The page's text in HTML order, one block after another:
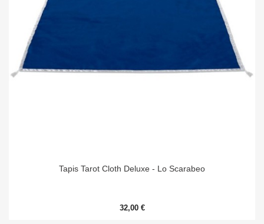
Tapis Tarot Cloth Deluxe - Lo Scarabeo
32,00 €